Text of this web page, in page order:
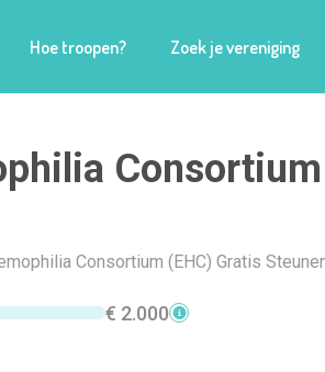
Hoe troopen? Zoek je vereniging
Consortium
Consortium (EHC) Gratis
€ 2.000